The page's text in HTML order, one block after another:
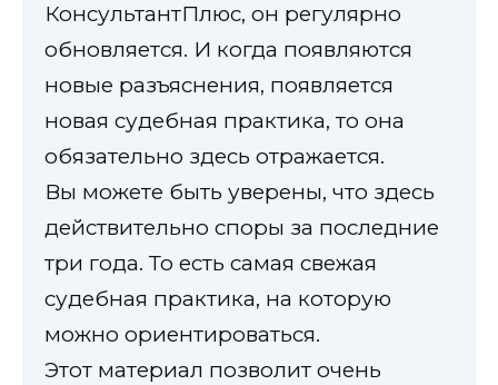
КонсультантПлюс, он регулярно
обновляется. И когда появляются
новые разъяснения, появляется
новая судебная практика, то она
обязательно здесь отражается.
Вы можете быть уверены, что здесь
действительно споры за последние
три года. То есть самая свежая
судебная практика, на которую
можно ориентироваться.
Этот материал позволит очень